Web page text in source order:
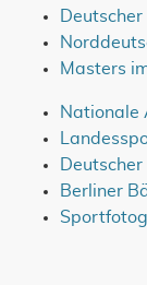
Masters
Nationale
Berliner